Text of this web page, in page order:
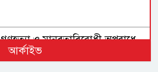
গণহত্যা ও মানবতাবিরোধী অপরাধে
জড়িতদের রাজনীতি মানুষ গ্রহণ করবে
না: স্বরাষ্ট্রমন্ত্রী
আর্কাইভ